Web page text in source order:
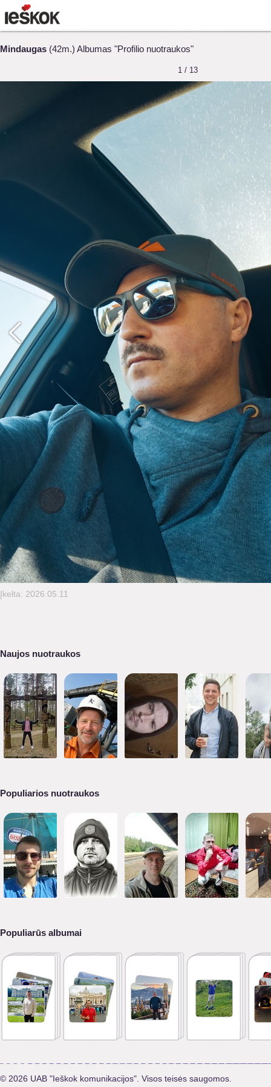
Mindaugas (42m.) Albumas "Profilio nuotraukos"
1 / 13
Įkelta: 2026.05.11
Naujos nuotraukos
Populiarios nuotraukos
Populiarūs albumai
© 2026 UAB "Ieškok komunikacijos". Visos teisės saugomos.